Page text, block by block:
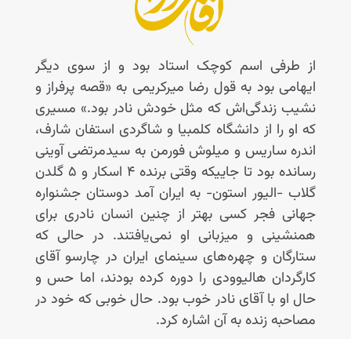
از طرفی اسم کوچک استاد بود و از سوی دیگر
ایهامی بود به قول رضا میرکریمی به «قصه پرفراز و
نشیب زندگی‌اش که مثل خودش نادر بود.» مسیری
که او را از دانشگاه کلمبیا و شاگردی استفان شارف،
اندره ساریس و میلوش فورمن به سیدمرتضی آوینی
رسانده بود تا جاییکه وقتی برنده ۴ اسکار و ۵ گلدن
گلاب -الیور استون- به ایران آمد دوستان جشنواره
جهانی فجر کسی بهتر از چنین انسان نادری برای
همنشینی و میزبانی او نمی‌یافتند. در حالی‌ که
ستارگان و چهره‌های سینمای ایران در چارسو آقای
کارگردان هالیوودی را دوره کرده بودند، اما حس و
حال او با آقای نادر خوب بود. حال خوبی که خود در
مصاحبه زنده به آن اشاره کرد.